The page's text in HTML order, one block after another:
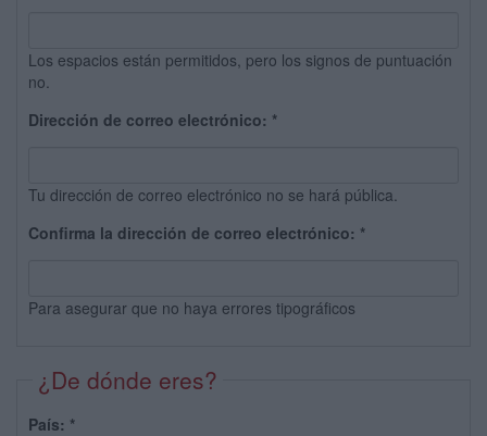
Los espacios están permitidos, pero los signos de puntuación
no.
Dirección de correo electrónico: *
Tu dirección de correo electrónico no se hará pública.
Confirma la dirección de correo electrónico: *
Para asegurar que no haya errores tipográficos
¿De dónde eres?
País: *